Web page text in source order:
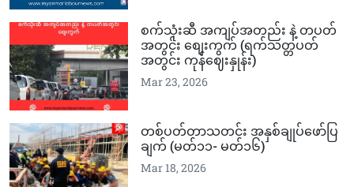
စက်သုံးဆီ အကျပ်အတည်း နဲ့ တပတ်
အတွင်း စျေးကွက် (ရက်သတ္တပတ်
အတွင်း ကုန်ဈေးနှုန်း)
Mar 23, 2026
တစ်ပတ်တာသတင်း အနှစ်ချုပ်ဖော်ပြ
ချက် (မတ်၁၁-‌‌ မတ်၁၆)
Mar 18, 2026